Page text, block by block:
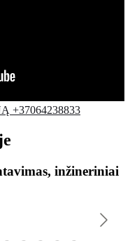
+37064238833
inžineriniai